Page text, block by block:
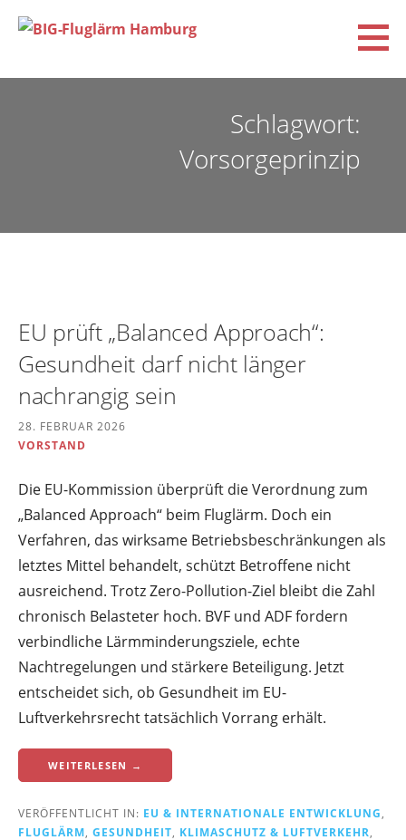
Zum
Inhalt
BIG-Fluglärm Hamburg
Schlagwort:
Vorsorgeprinzip
EU prüft „Balanced Approach“:
Gesundheit darf nicht länger
nachrangig sein
28. FEBRUAR 2026
VORSTAND
Die EU-Kommission überprüft die Verordnung zum
„Balanced Approach“ beim Fluglärm. Doch ein
Verfahren, das wirksame Betriebsbeschränkungen als
letztes Mittel behandelt, schützt Betroffene nicht
ausreichend. Trotz Zero-Pollution-Ziel bleibt die Zahl
chronisch Belasteter hoch. BVF und ADF fordern
verbindliche Lärmminderungsziele, echte
Nachtregelungen und stärkere Beteiligung. Jetzt
entscheidet sich, ob Gesundheit im EU-
Luftverkehrsrecht tatsächlich Vorrang erhält.
WEITERLESEN →
VERÖFFENTLICHT IN: EU & INTERNATIONALE ENTWICKLUNG
FLUGLÄRM GESUNDHEIT KLIMASCHUTZ & LUFTVERKEHR